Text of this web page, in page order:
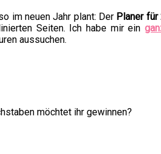
im neuen Jahr plant: Der Planer für
Seiten. Ich habe mir ein
aussuchen.
möchtet ihr gewinnen?